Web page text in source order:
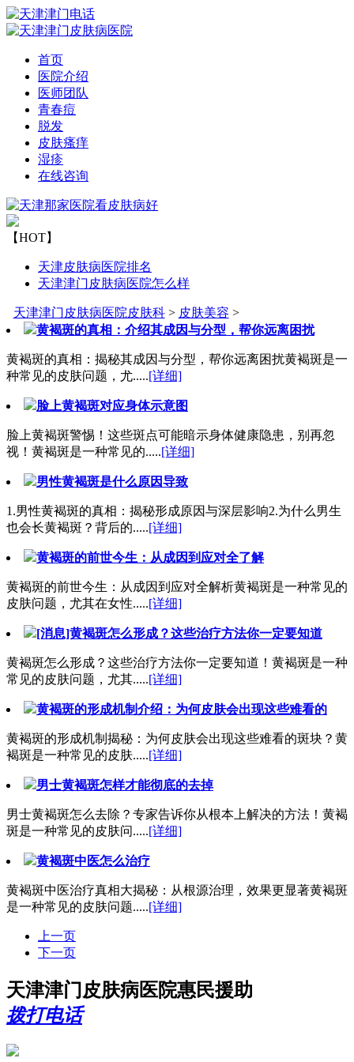
首页
医院介绍
医师团队
青春痘
脱发
皮肤瘙痒
湿疹
在线咨询
【HOT】
天津皮肤病医院排名
天津津门皮肤病医院怎么样
天津津门皮肤病医院皮肤科> 皮肤美容 >
黄褐斑的真相：介绍其成因与分型，帮你远离困扰
黄褐斑的真相：揭秘其成因与分型，帮你远离困扰黄褐斑是一
种常见的皮肤问题，尤.....[详细]
脸上黄褐斑对应身体示意图
脸上黄褐斑警惕！这些斑点可能暗示身体健康隐患，别再忽
视！黄褐斑是一种常见的.....[详细]
男性黄褐斑是什么原因导致
1.男性黄褐斑的真相：揭秘形成原因与深层影响2.为什么男生
也会长黄褐斑？背后的.....[详细]
黄褐斑的前世今生：从成因到应对全了解
黄褐斑的前世今生：从成因到应对全解析黄褐斑是一种常见的
皮肤问题，尤其在女性.....[详细]
[消息]黄褐斑怎么形成？这些治疗方法你一定要知道
黄褐斑怎么形成？这些治疗方法你一定要知道！黄褐斑是一种
常见的皮肤问题，尤其.....[详细]
黄褐斑的形成机制介绍：为何皮肤会出现这些难看的
黄褐斑的形成机制揭秘：为何皮肤会出现这些难看的斑块？黄
褐斑是一种常见的皮肤.....[详细]
男士黄褐斑怎样才能彻底的去掉
男士黄褐斑怎么去除？专家告诉你从根本上解决的方法！黄褐
斑是一种常见的皮肤问.....[详细]
黄褐斑中医怎么治疗
黄褐斑中医治疗真相大揭秘：从根源治理，效果更显著黄褐斑
是一种常见的皮肤问题.....[详细]
上一页
下一页
天津津门皮肤病医院惠民援助
拨打电话